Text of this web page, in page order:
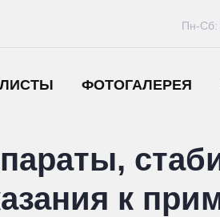
ФОТОГАЛЕРЕЯ
Пн-Сб:
к